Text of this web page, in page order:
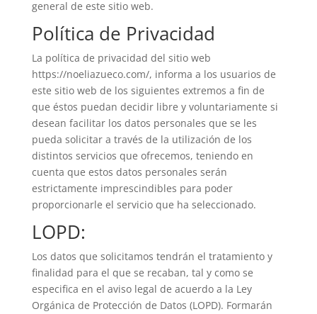
general de este sitio web.
Política de Privacidad
La política de privacidad del sitio web
https://noeliazueco.com/, informa a los usuarios de
este sitio web de los siguientes extremos a fin de
que éstos puedan decidir libre y voluntariamente si
desean facilitar los datos personales que se les
pueda solicitar a través de la utilización de los
distintos servicios que ofrecemos, teniendo en
cuenta que estos datos personales serán
estrictamente imprescindibles para poder
proporcionarle el servicio que ha seleccionado.
LOPD:
Los datos que solicitamos tendrán el tratamiento y
finalidad para el que se recaban, tal y como se
especifica en el aviso legal de acuerdo a la Ley
Orgánica de Protección de Datos (LOPD). Formarán